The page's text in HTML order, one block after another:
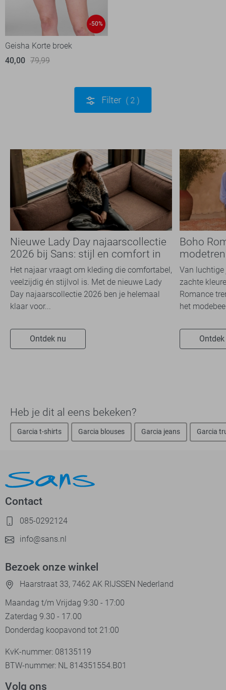
-50%
Geisha Korte broek
40,00 79,99
Filter 2
Nieuwe Lady Day najaarscollectie
2026 bij Sans: stijl en comfort in
travelkwaliteit
Het najaar vraagt om kleding die comfortabel,
veelzijdig én stijlvol is. Met de nieuwe Lady
Day najaarscollectie 2026 ben je helemaal
klaar voor...
Ontdek nu
Boho
overal
Van luchtige
zachte
Romance
het
Heb je dit al eens bekeken?
Garcia t-shirts Garcia blouses Garcia jeans Garcia
Contact
085-0292124
info@sans.nl
Bezoek onze winkel
Haarstraat 33, 7462 AK RIJSSEN Nederland
Maandag t/m Vrijdag 9:30 - 17:00
Zaterdag 9.30 - 17.00
Donderdag koopavond tot 21:00
KvK-nummer: 08135119
BTW-nummer: NL 814351554.B01
Volg ons